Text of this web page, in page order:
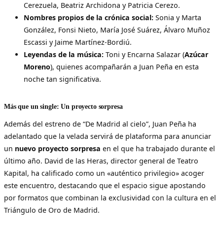
Cerezuela, Beatriz Archidona y Patricia Cerezo.
Nombres propios de la crónica social: Sonia y Marta
González, Fonsi Nieto, María José Suárez, Álvaro Muñoz
Escassi y Jaime Martínez-Bordiú.
Leyendas de la música: Toni y Encarna Salazar (Azúcar
Moreno), quienes acompañarán a Juan Peña en esta
noche tan significativa.
Más que un single: Un proyecto sorpresa
Además del estreno de “De Madrid al cielo”, Juan Peña ha
adelantado que la velada servirá de plataforma para anunciar
un nuevo proyecto sorpresa en el que ha trabajado durante el
último año. David de las Heras, director general de Teatro
Kapital, ha calificado como un «auténtico privilegio» acoger
este encuentro, destacando que el espacio sigue apostando
por formatos que combinan la exclusividad con la cultura en el
Triángulo de Oro de Madrid.